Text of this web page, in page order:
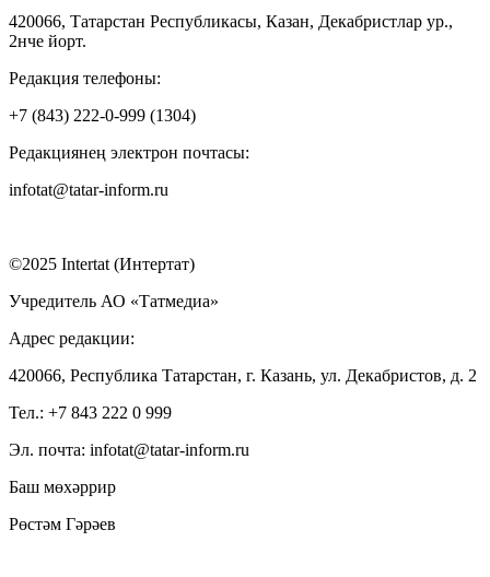
420066, Татарстан Республикасы, Казан, Декабристлар ур.,
2нче йорт.
Редакция телефоны:
+7 (843) 222-0-999 (1304)
Редакциянең электрон почтасы:
infotat@tatar-inform.ru
©2025 Intertat (Интертат)
Учредитель АО «Татмедиа»
Адрес редакции:
420066, Республика Татарстан, г. Казань, ул. Декабристов, д. 2
Тел.: +7 843 222 0 999
Эл. почта: infotat@tatar-inform.ru
Баш мөхәррир
Рөстәм Гәрәев